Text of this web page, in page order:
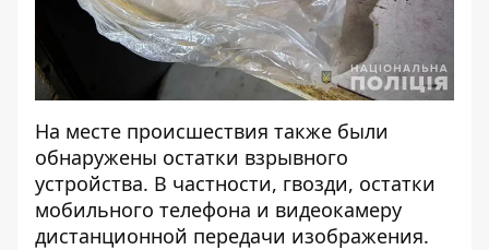
На месте происшествия также были
обнаружены остатки взрывного
устройства. В частности, гвозди, остатки
мобильного телефона и видеокамеру
дистанционной передачи изображения.